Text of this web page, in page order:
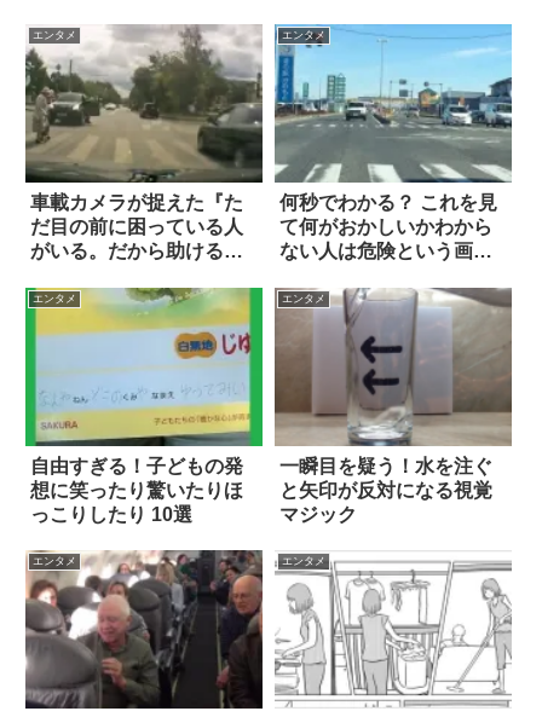
エンタメ
車載カメラが捉えた『た
だ目の前に困っている人
がいる。だから助ける』
エンタメ
何秒でわかる？ これを見
て何がおかしいかわから
ない人は危険という画像
エンタメ
自由すぎる！子どもの発
想に笑ったり驚いたりほ
っこりしたり 10選
エンタメ
一瞬目を疑う！水を注ぐ
と矢印が反対になる視覚
マジック
エンタメ エンタメ